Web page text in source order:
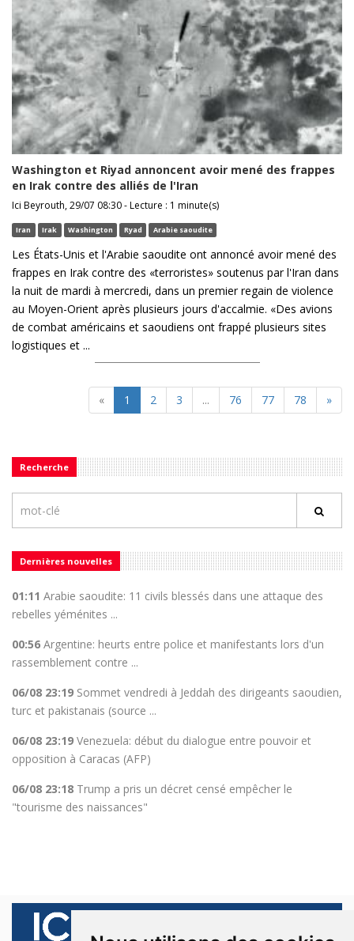
Washington et Riyad annoncent avoir mené des frappes
en Irak contre des alliés de l'Iran
Ici Beyrouth, 29/07 08:30 - Lecture : 1 minute(s)
Iran Irak Washington Ryad Arabie saoudite
Les États-Unis et l'Arabie saoudite ont annoncé avoir mené des
frappes en Irak contre des «terroristes» soutenus par l'Iran dans
la nuit de mardi à mercredi, dans un premier regain de violence
au Moyen-Orient après plusieurs jours d'accalmie. «Des avions
de combat américains et saoudiens ont frappé plusieurs sites
logistiques et ...
« 1 2 3 ... 76 77 78 »
Recherche
Dernières nouvelles
01:11 Arabie saoudite: 11 civils blessés dans une attaque des
rebelles yéménites ...
00:56 Argentine: heurts entre police et manifestants lors d'un
rassemblement contre ...
06/08 23:19 Sommet vendredi à Jeddah des dirigeants saoudien,
turc et pakistanais (source ...
06/08 23:19 Venezuela: début du dialogue entre pouvoir et
opposition à Caracas (AFP)
06/08 23:18 Trump a pris un décret censé empêcher le
"tourisme des naissances"